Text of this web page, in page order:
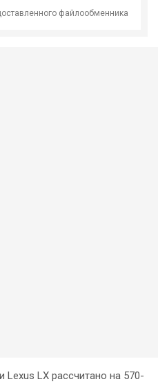
файлообменника
Lexus LX рассчитано на 570-